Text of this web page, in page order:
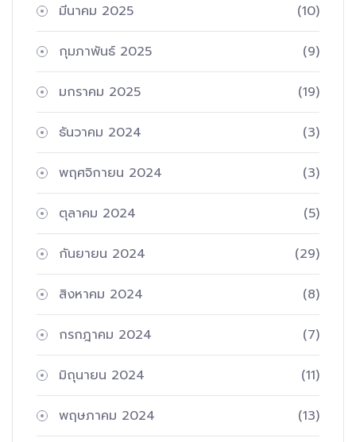
มีนาคม 2025 (10)
กุมภาพันธ์ 2025 (9)
มกราคม 2025 (19)
ธันวาคม 2024 (3)
พฤศจิกายน 2024 (3)
ตุลาคม 2024 (5)
กันยายน 2024 (29)
สิงหาคม 2024 (8)
กรกฎาคม 2024 (7)
มิถุนายน 2024 (11)
พฤษภาคม 2024 (13)